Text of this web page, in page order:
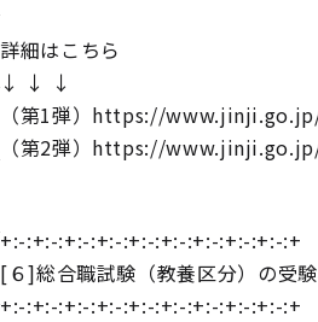
詳細はこちら
↓ ↓ ↓
（第1弾）https://
（第2弾）https://
+:-:+:-:+:-:+:-:+:-:+:-:+:-:+:-:+:-:+
[６]総合職試験（教養区分）の受
+:-:+:-:+:-:+:-:+:-:+:-:+:-:+:-:+:-:+